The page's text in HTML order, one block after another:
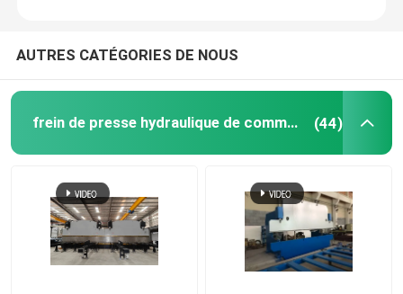
Découpeuse de porte de Polonais léger
Highmast et machine unipolaire de soudure continue
couper à la machine à longueur
Découpeuse de chandelle
AUTRES CATÉGORIES DE NOUS
frein de presse hydraulique de commande numérique par ordinateur (44)